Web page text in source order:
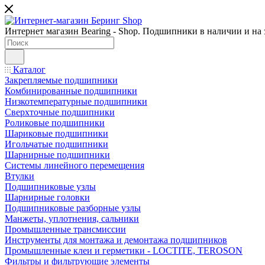
Интернет магазин Bearing - Shop. Подшипники в наличии и на
Каталог
Закрепляемые подшипники
Комбинированные подшипники
Низкотемпературные подшипники
Сверхточные подшипники
Роликовые подшипники
Шариковые подшипники
Игольчатые подшипники
Шарнирные подшипники
Системы линейного перемещения
Втулки
Подшипниковые узлы
Шарнирные головки
Подшипниковые разборные узлы
Манжеты, уплотнения, сальники
Промышленные трансмиссии
Инструменты для монтажа и демонтажа подшипников
Промышленные клеи и герметики - LOCTITE, TEROSON
Фильтры и фильтрующие элементы